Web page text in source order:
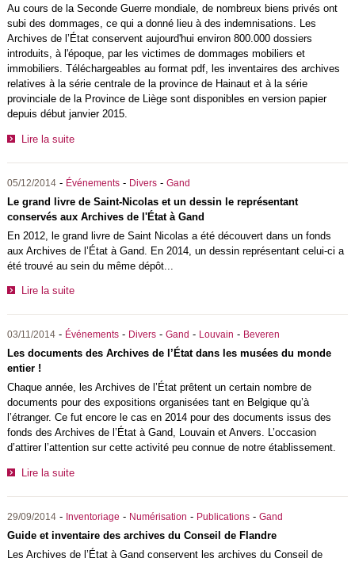
Au cours de la Seconde Guerre mondiale, de nombreux biens privés ont
subi des dommages, ce qui a donné lieu à des indemnisations. Les
Archives de l’État conservent aujourd'hui environ 800.000 dossiers
introduits, à l'époque, par les victimes de dommages mobiliers et
immobiliers. Téléchargeables au format pdf, les inventaires des archives
relatives à la série centrale de la province de Hainaut et à la série
provinciale de la Province de Liège sont disponibles en version papier
depuis début janvier 2015.
Lire la suite
05/12/2014- Événements- Divers- Gand
Le grand livre de Saint-Nicolas et un dessin le représentant
conservés aux Archives de l'État à Gand
En 2012, le grand livre de Saint Nicolas a été découvert dans un fonds
aux Archives de l’État à Gand. En 2014, un dessin représentant celui-ci a
été trouvé au sein du même dépôt...
Lire la suite
03/11/2014- Événements- Divers- Gand - Louvain - Beveren
Les documents des Archives de l’État dans les musées du monde
entier !
Chaque année, les Archives de l’État prêtent un certain nombre de
documents pour des expositions organisées tant en Belgique qu’à
l’étranger. Ce fut encore le cas en 2014 pour des documents issus des
fonds des Archives de l’État à Gand, Louvain et Anvers. L’occasion
d’attirer l’attention sur cette activité peu connue de notre établissement.
Lire la suite
29/09/2014- Inventoriage - Numérisation - Publications- Gand
Guide et inventaire des archives du Conseil de Flandre
Les Archives de l’État à Gand conservent les archives du Conseil de